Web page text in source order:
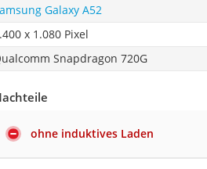
Galaxy A52
x 1.080 Pixel
Snapdragon 720G
ohne induktives Laden